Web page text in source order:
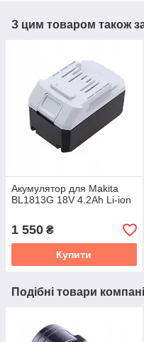
З цим товаром також
Акумулятор для Makita
BL1813G 18V 4.2Ah Li-ion
1 550 ₴
Купити
Подібні товари